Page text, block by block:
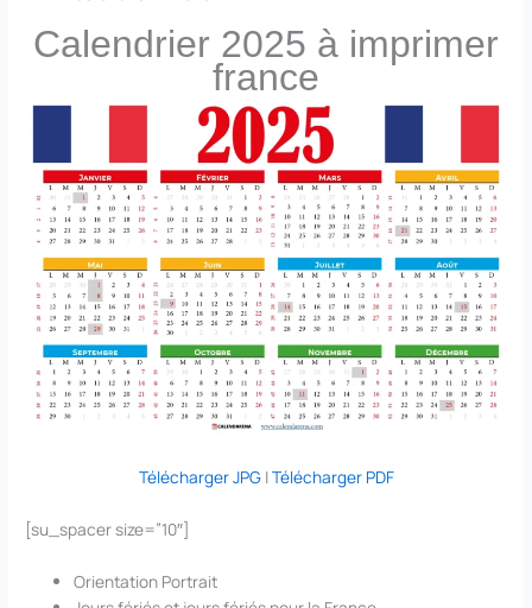
Calendrier 2025 à imprimer
france
Télécharger JPG|Télécharger PDF
[su_spacer size=”10″]
Orientation Portrait